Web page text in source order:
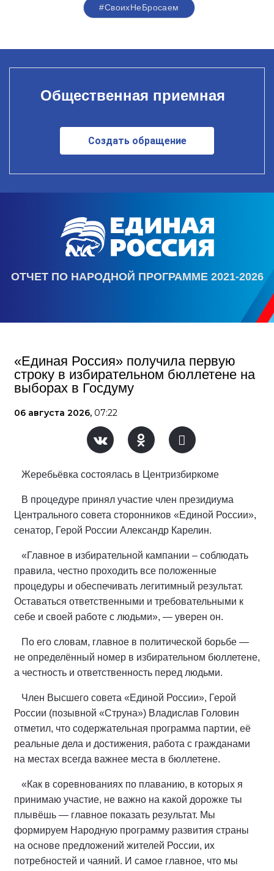
#СвоихНеБросаем
Общественная приемная
Создать обращение
ОТЧЕТ ПО НАРОДНОЙ ПРОГРАММЕ 2021-2026
«Единая Россия» получила первую
строку в избирательном бюллетене на
выборах в Госдуму
06 августа 2026, 07:22
Жеребьёвка состоялась в Центризбиркоме
В процедуре принял участие член президиума
Центрального совета сторонников «Единой России»,
сенатор, Герой России Александр Карелин.
«Главное в избирательной кампании – соблюдать
правила, честно проходить все положенные
процедуры и обеспечивать легитимный результат.
Оставаться ответственными и требовательными к
себе и своей работе с людьми», — уверен он.
По его словам, главное в политической борьбе —
не определённый номер в избирательном бюллетене,
а честность и ответственность перед людьми.
Член Высшего совета «Единой России», Герой
России (позывной «Струна») Владислав Головин
отметил, что содержательная программа партии, её
реальные дела и достижения, работа с гражданами
на местах всегда важнее места в бюллетене.
«Как в соревнованиях по плаванию, в которых я
принимаю участие, не важно на какой дорожке ты
плывёшь — главное показать результат. Мы
формируем Народную программу развития страны
на основе предложений жителей России, их
потребностей и чаяний. И самое главное, что мы